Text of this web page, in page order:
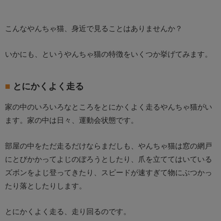
こんなやんちゃ猫、身近で見ることはありませんか？
いかにも、というやんちゃ猫の特徴をいくつか挙げてみます。
とにかくよく走る
家の中のいろいろなところをとにかくよく走るやんちゃ猫がい
ます。家の中は日々、運動会状態です。
部屋の中をただ走るだけならまだしも、やんちゃ猫は窓の網戸
にとびかかってよじのぼろうとしたり、爪を立ててはいている
ズボンをよじ登ってきたり、スピードが速すぎて物にぶつかっ
たり落としたりします。
とにかくよく走る、走り回るのです。